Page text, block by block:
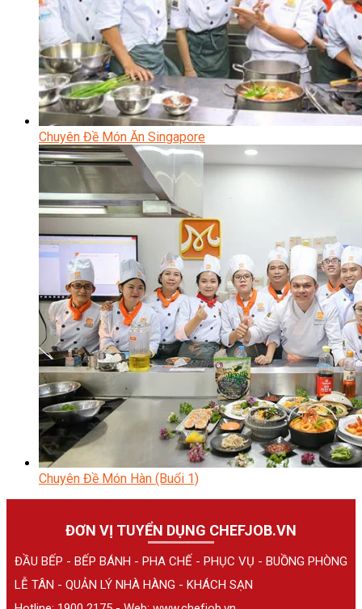
Chuyên Đề Món Ăn Singapore
Chuyên Đề Món Hàn (Buổi 1)
ĐƠN VỊ TUYỂN DỤNG CHEFJOB.VN
ĐẦU BẾP - BẾP BÁNH - PHA CHẾ - PHỤC VỤ - BUỒNG PHÒNG
LỄ TÂN - QUẢN LÝ NHÀ HÀNG - KHÁCH SẠN